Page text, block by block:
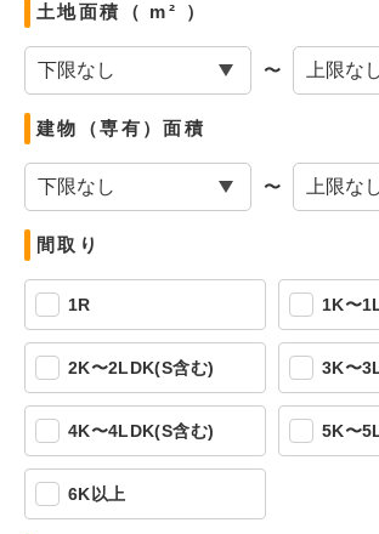
土地面積（ m² ）
〜
建物（専有）面積
〜
間取り
1R 1K〜
2K〜2LDK(S含む) 3K〜
4K〜4LDK(S含む) 5K〜
6K以上